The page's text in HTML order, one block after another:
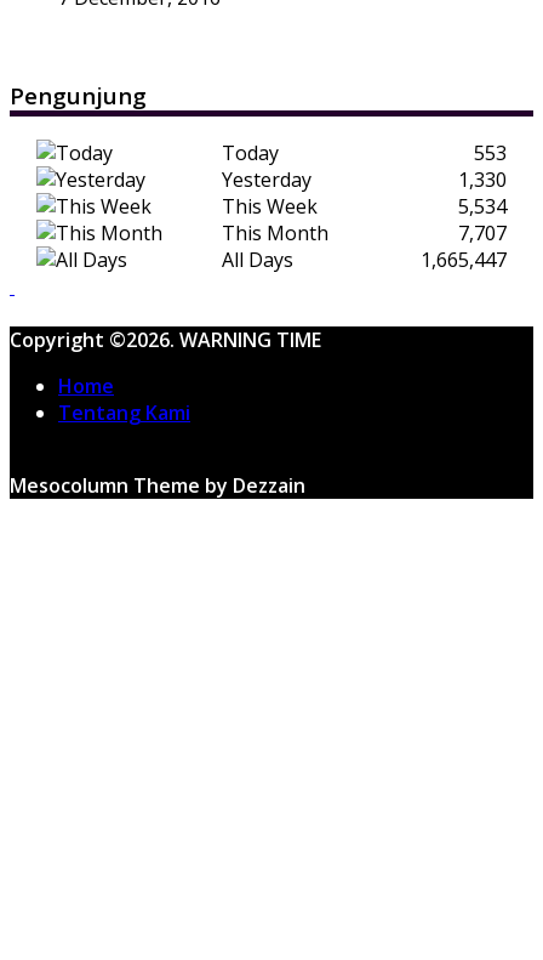
Pengunjung
Today
553
Yesterday
1,330
This Week
5,534
This Month
7,707
All Days
1,665,447
Copyright ©2026. WARNING TIME
Home
Tentang Kami
Mesocolumn Theme by Dezzain